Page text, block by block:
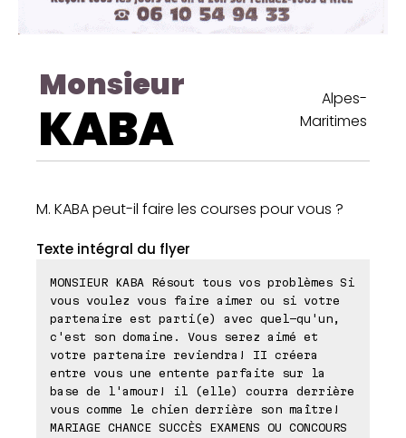
Monsieur
KABA
Alpes-
Maritimes
M. KABA peut-il faire les courses pour vous ?
Texte intégral du flyer
MONSIEUR KABA Résout tous vos problèmes Si
vous voulez vous faire aimer ou si votre
partenaire est parti(e) avec quel-qu'un,
c'est son domaine. Vous serez aimé et
votre partenaire reviendra! II créera
entre vous une entente parfaite sur la
base de l'amour! il (elle) courra derrière
vous comme le chien derrière son maître!
MARIAGE CHANCE SUCCÈS EXAMENS OU CONCOURS